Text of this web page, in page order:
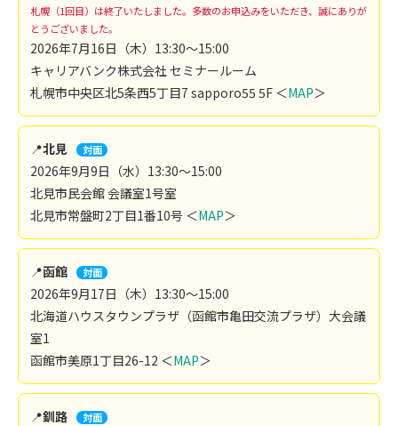
札幌（1回目）は終了いたしました。多数のお申込みをいただき、誠にありが
とうございました。
2026年7月16日（木）13:30～15:00
キャリアバンク株式会社 セミナールーム
札幌市中央区北5条西5丁目7 sapporo55 5F ＜MAP＞
📍北見 対面
2026年9月9日（水）13:30～15:00
北見市民会館 会議室1号室
北見市常盤町2丁目1番10号 ＜MAP＞
📍函館 対面
2026年9月17日（木）13:30～15:00
北海道ハウスタウンプラザ（函館市亀田交流プラザ）大会議
室1
函館市美原1丁目26-12 ＜MAP＞
📍釧路 対面